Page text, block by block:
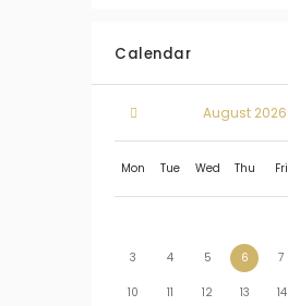
Calendar
August 2026
Mon Tue Wed Thu Fri
3 4 5 6 7
10 11 12 13 14